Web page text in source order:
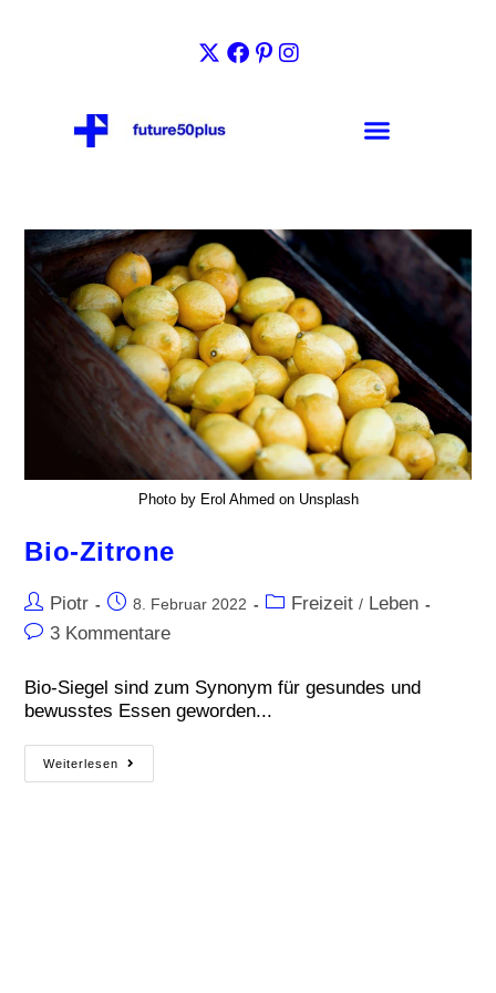
Photo by Erol Ahmed on Unsplash
Bio-Zitrone
Piotr 8. Februar 2022 Freizeit / Leben
3 Kommentare
Bio-Siegel sind zum Synonym für gesundes und
bewusstes Essen geworden...
Weiterlesen